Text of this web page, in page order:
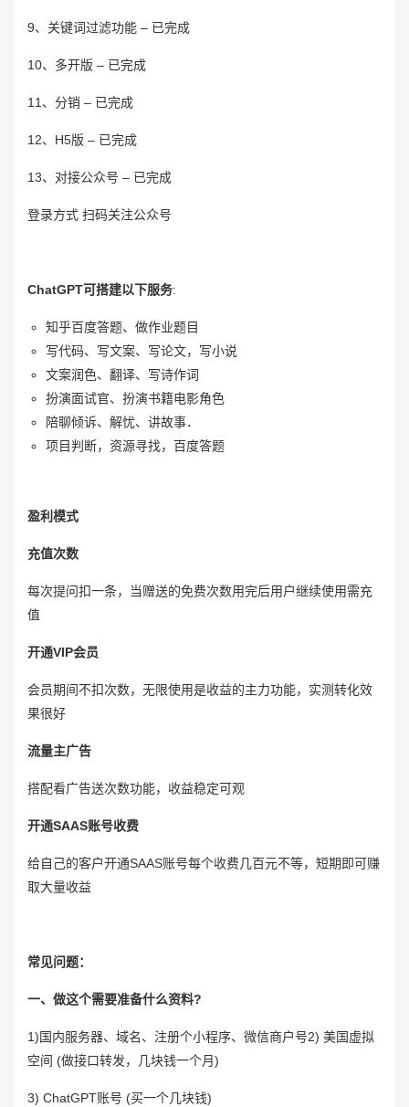
9、关键词过滤功能 – 已完成
10、多开版 – 已完成
11、分销 – 已完成
12、H5版 – 已完成
13、对接公众号 – 已完成
登录方式 扫码关注公众号
ChatGPT可搭建以下服务:
知乎百度答题、做作业题目
写代码、写文案、写论文，写小说
文案润色、翻译、写诗作词
扮演面试官、扮演书籍电影角色
陪聊倾诉、解忧、讲故事．
项目判断，资源寻找，百度答题
盈利模式
充值次数
每次提问扣一条，当赠送的免费次数用完后用户继续使用需充
值
开通VIP会员
会员期间不扣次数，无限使用是收益的主力功能，实测转化效
果很好
流量主广告
搭配看广告送次数功能，收益稳定可观
开通SAAS账号收费
给自己的客户开通SAAS账号每个收费几百元不等，短期即可赚
取大量收益
常见问题：
一、做这个需要准备什么资料?
1)国内服务器、域名、注册个小程序、微信商户号2) 美国虚拟
空间 (做接口转发，几块钱一个月)
3) ChatGPT账号 (买一个几块钱)